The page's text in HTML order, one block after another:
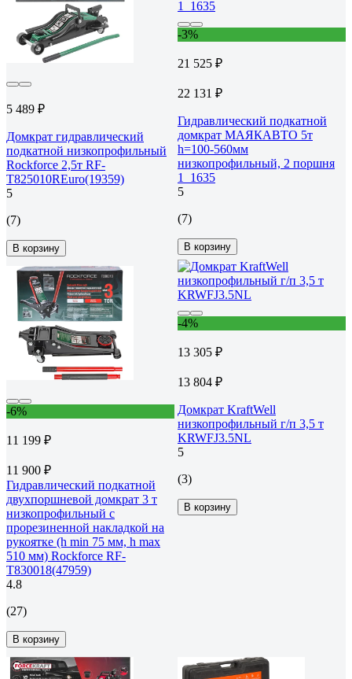
5 489 ₽
Домкрат гидравлический
подкатной низкопрофильный
Rockforce 2,5т RF-
T825010REuro(19359)
5
(7)
В корзину
-3%
21 525 ₽
22 131 ₽
Гидравлический подкатной
домкрат МАЯКАВТО 5т
h=100-560мм
низкопрофильный, 2 поршня
1_1635
5
(7)
В корзину
-6%
11 199 ₽
11 900 ₽
Гидравлический подкатной
двухпоршневой домкрат 3 т
низкопрофильный с
прорезиненной накладкой на
рукоятке (h min 75 мм, h max
510 мм) Rockforce RF-
T830018(47959)
4.8
(27)
В корзину
-4%
13 305 ₽
13 804 ₽
Домкрат KraftWell
низкопрофильный г/п 3,5 т
KRWFJ3.5NL
5
(3)
В корзину